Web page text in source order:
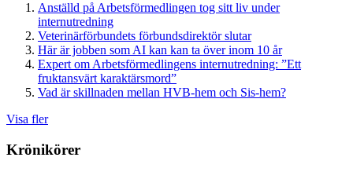
Anställd på Arbetsförmedlingen tog sitt liv under
internutredning
Veterinärförbundets förbundsdirektör slutar
Här är jobben som AI kan kan ta över inom 10 år
Expert om Arbetsförmedlingens internutredning: ”Ett
fruktansvärt karaktärsmord”
Vad är skillnaden mellan HVB-hem och Sis-hem?
Visa fler
Krönikörer